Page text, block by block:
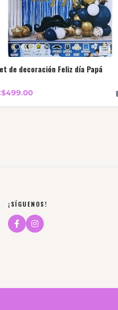
de decoración Feliz día Papá
¡SÍGUENOS!